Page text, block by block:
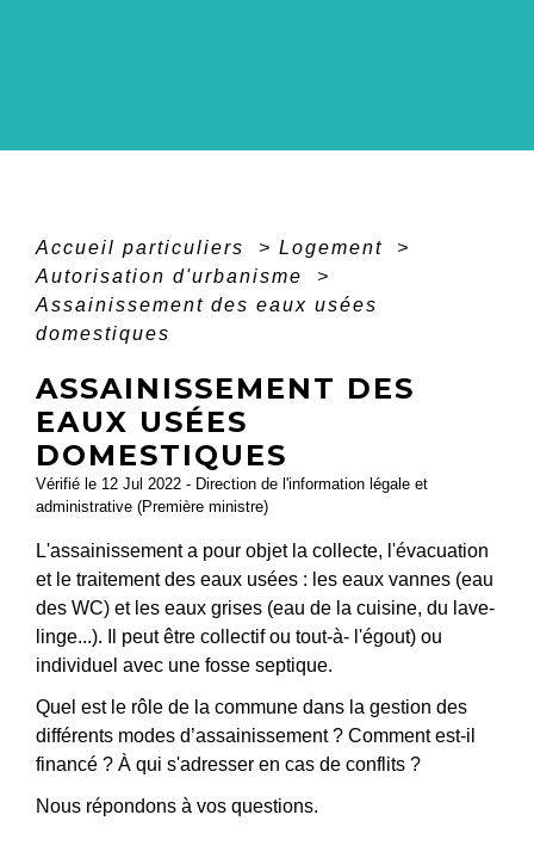
Accueil particuliers > Logement
>
Autorisation d'urbanisme
>
Assainissement des eaux usées
domestiques
ASSAINISSEMENT DES
EAUX USÉES
DOMESTIQUES
Vérifié le 12 Jul 2022 - Direction de l'information légale et
administrative (Première ministre)
L'assainissement a pour objet la collecte, l'évacuation
et le traitement des eaux usées : les eaux vannes (eau
des WC) et les eaux grises (eau de la cuisine, du lave-
linge...). Il peut être collectif ou tout-à- l'égout) ou
individuel avec une fosse septique.
Quel est le rôle de la commune dans la gestion des
différents modes d’assainissement ? Comment est-il
financé ? À qui s'adresser en cas de conflits ?
Nous répondons à vos questions.